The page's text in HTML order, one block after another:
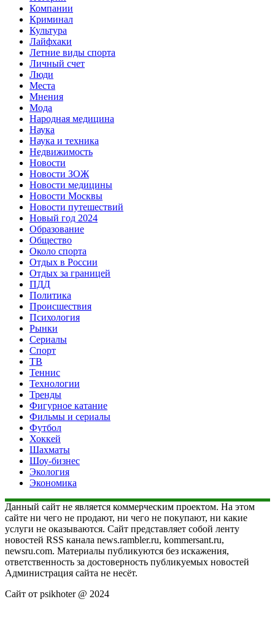
Компании
Криминал
Культура
Лайфхаки
Летние виды спорта
Личный счет
Люди
Места
Мнения
Мода
Народная медицина
Наука
Наука и техника
Недвижимость
Новости
Новости ЗОЖ
Новости медицины
Новости Москвы
Новости путешествий
Новый год 2024
Образование
Общество
Около спорта
Отдых в России
Отдых за границей
ПДД
Политика
Происшествия
Психология
Рынки
Сериалы
Спорт
ТВ
Теннис
Технологии
Тренды
Фигурное катание
Фильмы и сериалы
Футбол
Хоккей
Шахматы
Шоу-бизнес
Экология
Экономика
Данный сайт не является коммерческим проектом. На этом
сайте ни чего не продают, ни чего не покупают, ни какие
услуги не оказываются. Сайт представляет собой ленту
новостей RSS канала news.rambler.ru, kommersant.ru,
newsru.com. Материалы публикуются без искажения,
ответственность за достоверность публикуемых новостей
Администрация сайта не несёт.
Сайт от psikhoter @ 2024